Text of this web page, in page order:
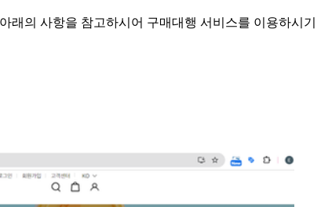
래의 사항을 참고하시어 구매대행 서비스를 이용하시기